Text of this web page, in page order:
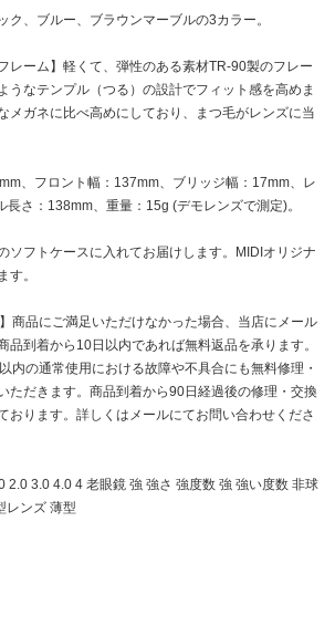
ク、ブルー、ブラウンマーブルの3カラー。
レーム】軽くて、弾性のある素材TR-90製のフレー
うなテンプル（つる）の設計でフィット感を高めま
メガネに比べ高めにしており、まつ毛がレンズに当
、フロント幅：137mm、ブリッジ幅：17mm、レ
長さ：138mm、重量：15g (デモレンズで測定)。
ソフトケースに入れてお届けします。MIDIオリジナ
す。
商品にご満足いただけなかった場合、当店にメール
品到着から10日以内であれば無料返品を承ります。
内の通常使用における故障や不具合にも無料修理・
ただきます。商品到着から90日経過後の修理・交換
おります。詳しくはメールにてお問い合わせくださ
2.0 3.0 4.0 4 老眼鏡 強 強さ 強度数 強 強い度数 非球
レンズ 薄型